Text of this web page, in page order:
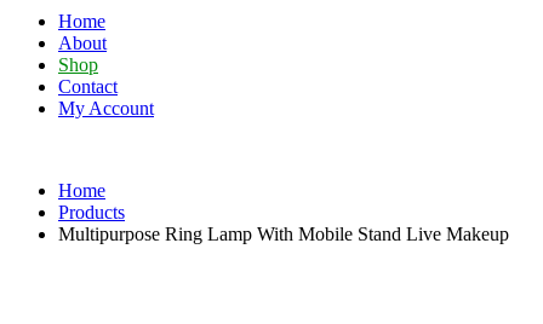
Home
About
Shop
Contact
My Account
Home
Products
Multipurpose Ring Lamp With Mobile Stand Live Makeup